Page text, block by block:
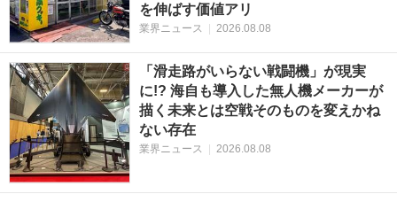
を伸ばす価値アリ
業界ニュース 2026.08.08
「滑走路がいらない戦闘機」が現実
に!? 海自も導入した無人機メーカーが
描く未来とは空戦そのものを変えかね
ない存在
業界ニュース | 2026.08.08